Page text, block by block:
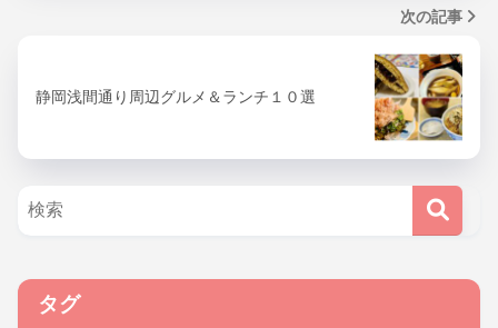
次の記事
静岡浅間通り周辺グルメ＆ランチ１０選
タグ